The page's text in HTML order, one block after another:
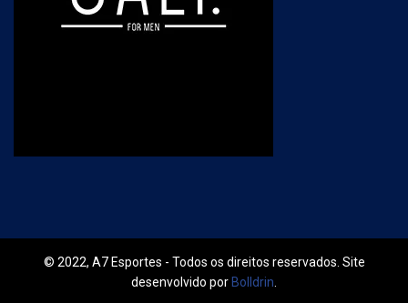
© 2022, A7 Esportes - Todos os direitos reservados. Site
desenvolvido por Bolldrin.